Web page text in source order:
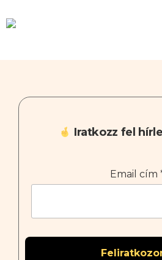
Iratkozz fel
Email cím